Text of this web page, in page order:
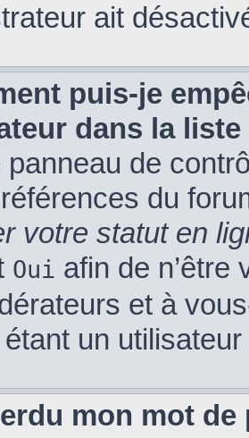
ait
puis-je
dans la
de
du
votre statut en
Oui afin de n’être
et à
un
mon mot de